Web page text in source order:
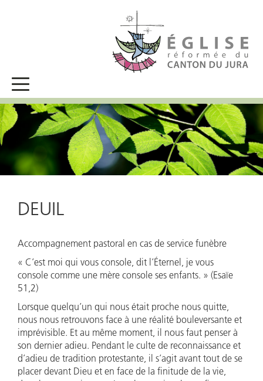
DEUIL
Accompagnement pastoral en cas de service funèbre
« C’est moi qui vous console, dit l’Éternel, je vous
console comme une mère console ses enfants. » (Esaïe
51,2)
Lorsque quelqu’un qui nous était proche nous quitte,
nous nous retrouvons face à une réalité bouleversante et
imprévisible. Et au même moment, il nous faut penser à
son dernier adieu. Pendant le culte de reconnaissance et
d’adieu de tradition protestante, il s’agit avant tout de se
placer devant Dieu et en face de la finitude de la vie,